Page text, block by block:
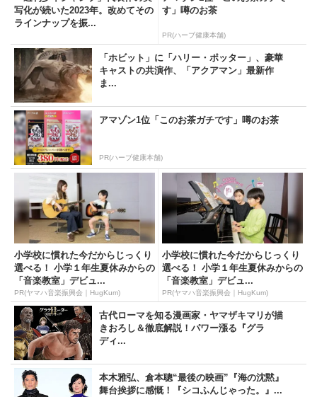
写化が続いた2023年。改めてその
ラインナップを振...
す」噂のお茶
PR(ハーブ健康本舗)
「ホビット」に「ハリー・ポッター」、豪華
キャストの共演作、「アクアマン」最新作
ま...
アマゾン1位「このお茶ガチです」噂のお茶
PR(ハーブ健康本舗)
小学校に慣れた今だからじっくり
選べる！ 小学１年生夏休みからの
「音楽教室」デビュ...
PR(ヤマハ音楽振興会｜HugKum)
小学校に慣れた今だからじっくり
選べる！ 小学１年生夏休みからの
「音楽教室」デビュ...
PR(ヤマハ音楽振興会｜HugKum)
古代ローマを知る漫画家・ヤマザキマリが描
きおろし＆徹底解説！パワー漲る『グラ
ディ...
本木雅弘、倉本聰“最後の映画”『海の沈黙』
舞台挨拶に感慨！『シコふんじゃった。』...